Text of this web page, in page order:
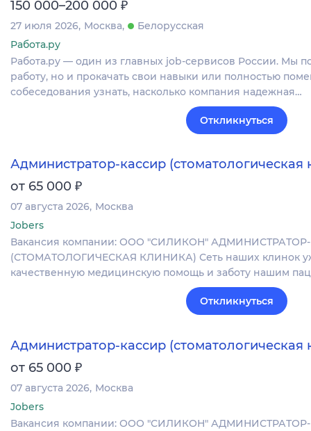
150 000–200 000 ₽
27 июля 2026 Москва
Белорусская
Работа.ру
Работа.ру — один из главных job-сервисов России. Мы
работу, но и прокачать свои навыки или полностью
собеседования узнать, насколько компания надежная…
Откликнуться
Администратор-кассир (стоматологическая
от 65 000 ₽
07 августа 2026 Москва
Jobers
Вакансия компании: ООО "СИЛИКОН"
(СТОМАТОЛОГИЧЕСКАЯ КЛИНИКА) Сеть наших клинок
качественную медицинскую помощь и заботу нашим
Откликнуться
Администратор-кассир (стоматологическая
от 65 000 ₽
07 августа 2026 Москва
Jobers
Вакансия компании: ООО "СИЛИКОН"